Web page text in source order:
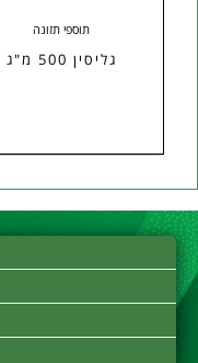
תוספי תזונה
גליסין 500 מ"ג